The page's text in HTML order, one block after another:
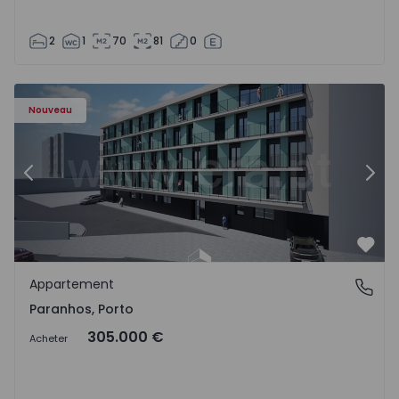
2 1 70 81 0
Nouveau
Appartement T1 Porto, Paranhos - 1575706 - 8
Précédent
Paranhos, Porto
Appartement
Paranhos, Porto
Acheter 305.000 €